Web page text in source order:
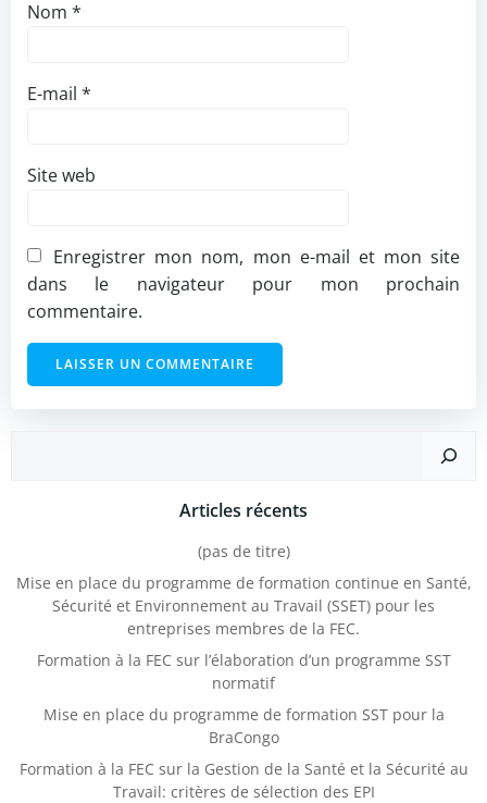
Nom *
E-mail *
Site web
Enregistrer mon nom, mon e-mail et mon site
dans le navigateur pour mon prochain
commentaire.
Articles récents
(pas de titre)
Mise en place du programme de formation continue en Santé,
Sécurité et Environnement au Travail (SSET) pour les
entreprises membres de la FEC.
Formation à la FEC sur l’élaboration d’un programme SST
normatif
Mise en place du programme de formation SST pour la
BraCongo
Formation à la FEC sur la Gestion de la Santé et la Sécurité au
Travail: critères de sélection des EPI